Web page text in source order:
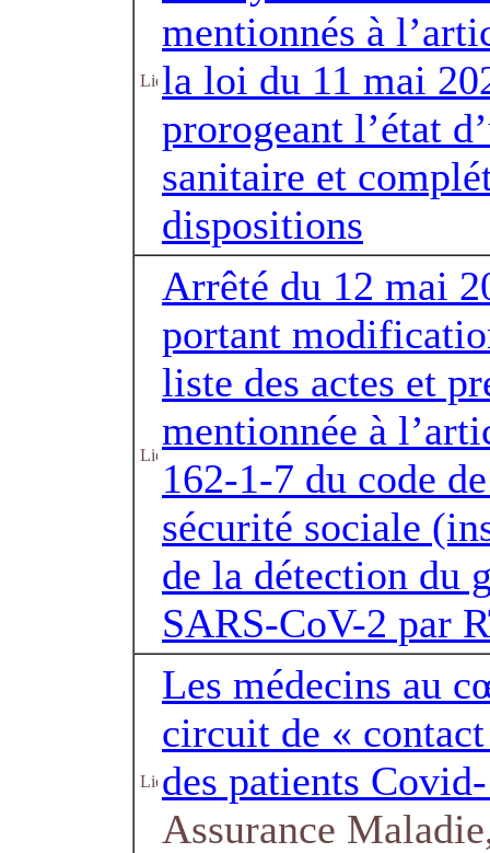
mentionnés à
la loi du 11 mai
prorogeant l’état
sanitaire et
dispositions
Arrêté du 12 mai
portant
liste des actes et
mentionnée à
162-1-7 du code
sécurité sociale
de la détection du
SARS-CoV-2 par
Les médecins au
circuit de «
des patients
Assurance